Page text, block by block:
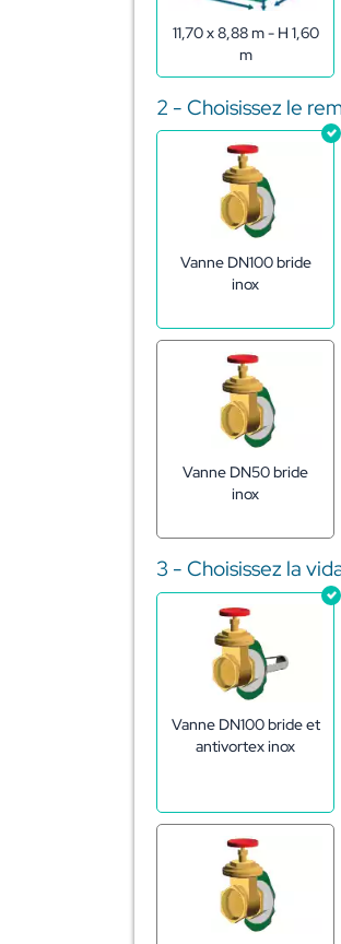
11,70 x 8,88 m - H 1,60
m
2 - Choisissez le
Vanne DN100 bride
inox
Vanne DN50 bride
inox
3 - Choisissez la
Vanne DN100 bride et
antivortex inox
stockage
120m3